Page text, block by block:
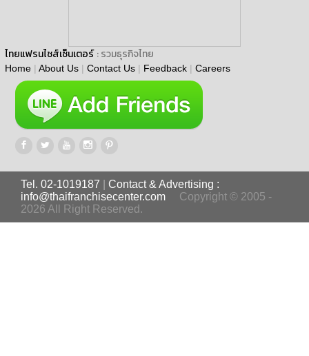
ไทยแฟรนไชส์เซ็นเตอร์ : รวมธุรกิจไทย
Home | About Us | Contact Us | Feedback | Careers
Tel. 02-1019187
Contact & Advertising :
info@thaifranchisecenter.com
Copyright © 2005 -
2026 All Right Reserved.